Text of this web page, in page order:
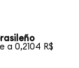
a 0,2104 R$